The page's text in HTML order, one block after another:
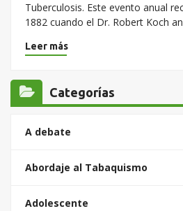
Tuberculosis. Este evento anual
1882 cuando el Dr. Robert Koch
Leer más
Categorías
A debate
Abordaje al Tabaquismo
Adolescente